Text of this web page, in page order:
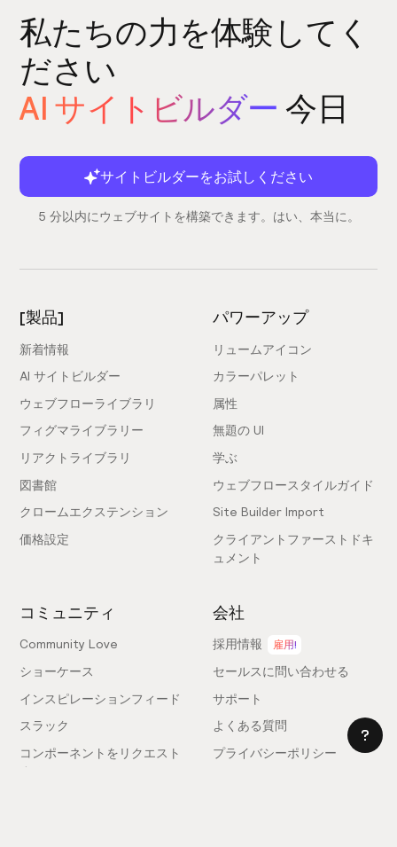
私たちの力を体験してく
ださい
AI サイトビルダー 今日
サイトビルダーをお試しください
5 分以内にウェブサイトを構築できます。はい、本当に。
[製品]
新着情報
AI サイトビルダー
ウェブフローライブラリ
フィグマライブラリー
リアクトライブラリ
図書館
クロームエクステンション
価格設定
パワーアップ
リュームアイコン
カラーパレット
属性
無題の UI
学ぶ
ウェブフロースタイルガイド
Site Builder Import
クライアントファーストドキ
ュメント
コミュニティ
Community Love
ショーケース
インスピレーションフィード
スラック
コンポーネントをリクエスト
する
会社
採用情報 雇用!
セールスに問い合わせる
サポート
よくある質問
プライバシーポリシー